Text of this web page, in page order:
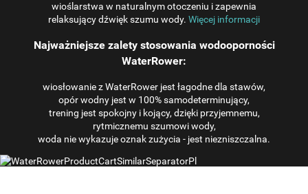
wioślarstwa w naturalnym otoczeniu i zapewnia
relaksujący dźwięk szumu wody. Więcej informacji
Najważniejsze zalety stosowania wodooporności
WaterRower:
wiosłowanie z WaterRower jest łagodne dla stawów,
opór wodny jest w 100% samodeterminujący,
trening jest spokojny i kojący, dzięki przyjemnemu,
rytmicznemu szumowi wody,
woda nie wykazuje oznak zużycia - jest niezniszczalna.